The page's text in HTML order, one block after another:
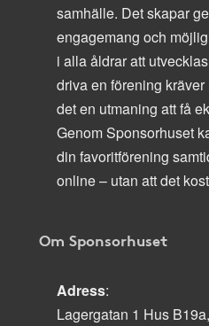
samhälle. Det skapar
engagemang och
i alla åldrar att
driva en förening
det en utmaning att få
Genom Sponsorhuset
din favoritförening
online – utan att det
Om Sponsorhuset
Adress:
Lagergatan 1 Hus